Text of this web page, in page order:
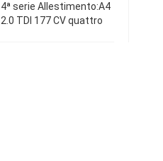
4ª serie Allestimento:A4
2.0 TDI 177 CV quattro